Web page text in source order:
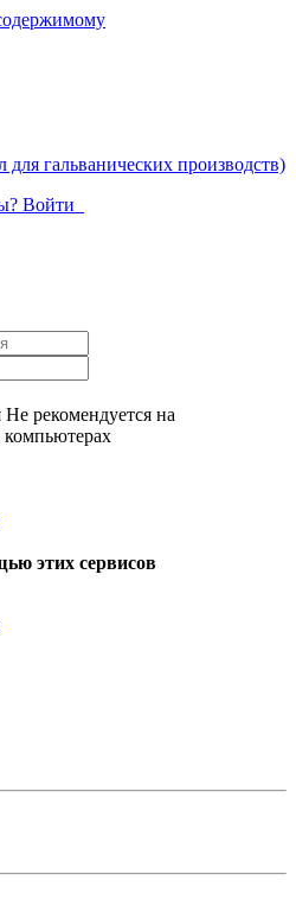
гальванических производств)
Войти
Не рекомендуется на
этих сервисов